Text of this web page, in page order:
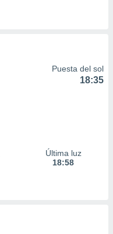
Puesta del sol
18:35
Última luz
18:58